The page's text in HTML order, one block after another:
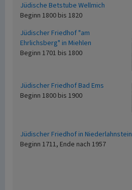
Jüdische Betstube Wellmich
Beginn 1800 bis 1820
Jüdischer Friedhof "am
Ehrlichsberg" in Miehlen
Beginn 1701 bis 1800
Jüdischer Friedhof Bad Ems
Beginn 1800 bis 1900
Jüdischer Friedhof in Niederlahnstein
Beginn 1711, Ende nach 1957